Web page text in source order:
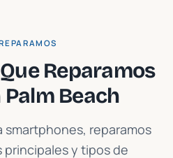
Reparamos
Beach
smartphones, reparamos
principales y tipos de